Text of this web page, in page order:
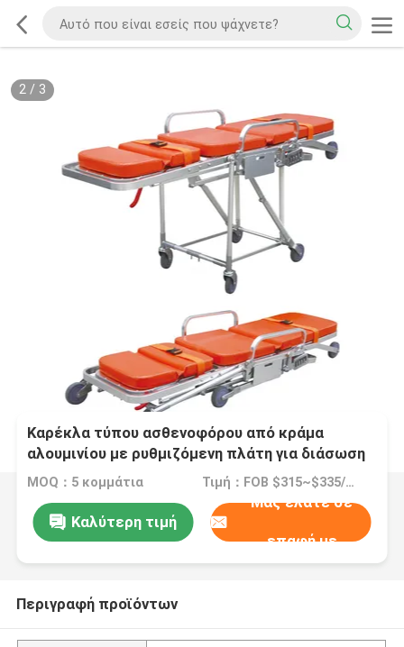
2/ 3
Καρέκλα τύπου ασθενοφόρου από κράμα
αλουμινίου με ρυθμιζόμενη πλάτη για διάσωση
έκτακτης ανάγκης και διάσωση σε
περιορισμένο χώρο
MOQ：5 κομμάτια Τιμή：FOB $315~$335/Piece
Καλύτερη τιμή
Μας ελάτε σε
επαφή με
Περιγραφή προϊόντων